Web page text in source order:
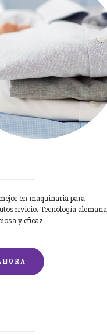
en maquinaria para
Tecnología alemana
y eficaz.